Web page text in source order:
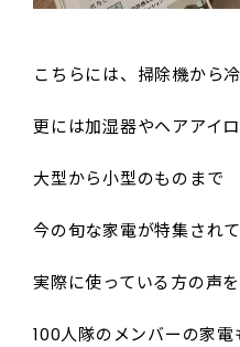
こちらには、掃除機から冷
更には加湿器やヘアアイ
大型から小型のものまで
今の旬な家電が特集されて
実際に使っている方の声
100人隊のメンバーの家電